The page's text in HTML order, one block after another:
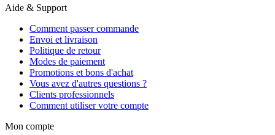
Aide & Support
Comment passer commande
Envoi et livraison
Politique de retour
Modes de paiement
Promotions et bons d'achat
Vous avez d'autres questions ?
Clients professionnels
Comment utiliser votre compte
Mon compte